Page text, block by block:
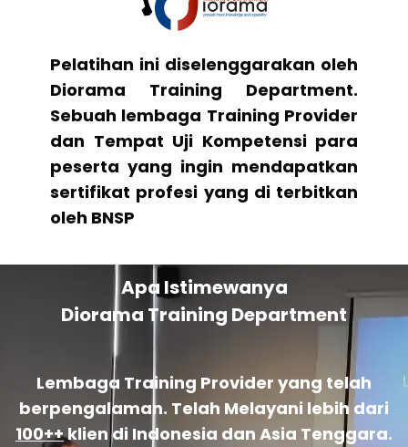
Pelatihan ini diselenggarakan oleh
Diorama Training Department.
Sebuah lembaga Training Provider
dan Tempat Uji Kompetensi para
peserta yang ingin mendapatkan
sertifikat profesi yang di terbitkan
oleh BNSP
Apa Istimewanya
Diorama Training Department
Lembaga Training Provider yang telah
berpengalaman. Telah Melayani lebih dari
100++klien di Indonesia dan Asia Tenggara.